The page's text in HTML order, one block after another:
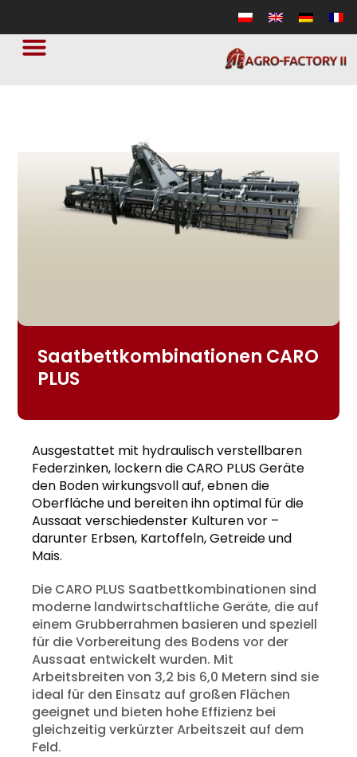
Saatbettkombinationen CARO
PLUS
Ausgestattet mit hydraulisch verstellbaren
Federzinken, lockern die CARO PLUS Geräte
den Boden wirkungsvoll auf, ebnen die
Oberfläche und bereiten ihn optimal für die
Aussaat verschiedenster Kulturen vor –
darunter Erbsen, Kartoffeln, Getreide und
Mais.
Die CARO PLUS Saatbettkombinationen sind
moderne landwirtschaftliche Geräte, die auf
einem Grubberrahmen basieren und speziell
für die Vorbereitung des Bodens vor der
Aussaat entwickelt wurden. Mit
Arbeitsbreiten von 3,2 bis 6,0 Metern sind sie
ideal für den Einsatz auf großen Flächen
geeignet und bieten hohe Effizienz bei
gleichzeitig verkürzter Arbeitszeit auf dem
Feld.